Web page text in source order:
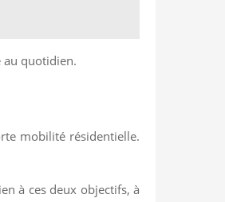
au quotidien.
mobilité résidentielle.
à ces deux objectifs, à